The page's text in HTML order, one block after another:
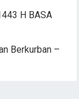
H BASA
Berkurban –